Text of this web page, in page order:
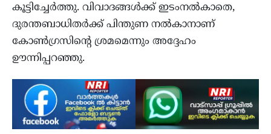
കൂട്ടിച്ചേർത്തു. വിവാദങ്ങൾക്ക് ഇടംനൽകാതെ,
ദുരന്തബാധിതർക്ക് പിന്തുണ നൽകാനാണ്
കോൺഗ്രസിന്റെ ശ്രമമെന്നും അദ്ദേഹം
ഊന്നിപ്പറഞ്ഞു.